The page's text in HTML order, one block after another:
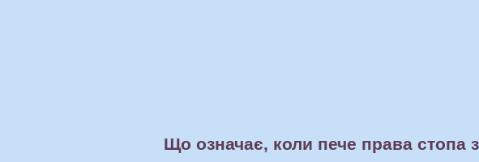
Що означає, коли пече права стопа